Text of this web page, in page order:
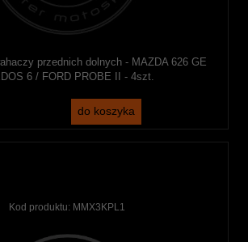
przednich dolnych - MAZDA 626 GE
6 / FORD PROBE II - 4szt.
do koszyka
Kod produktu: MMX3KPL1